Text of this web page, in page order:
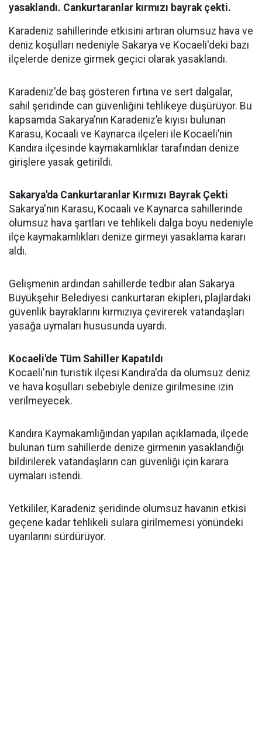
yasaklandı. Cankurtaranlar kırmızı bayrak çekti.
Karadeniz sahillerinde etkisini artıran olumsuz hava ve
deniz koşulları nedeniyle Sakarya ve Kocaeli'deki bazı
ilçelerde denize girmek geçici olarak yasaklandı.
Karadeniz'de baş gösteren fırtına ve sert dalgalar,
sahil şeridinde can güvenliğini tehlikeye düşürüyor. Bu
kapsamda Sakarya’nın Karadeniz’e kıyısı bulunan
Karasu, Kocaali ve Kaynarca ilçeleri ile Kocaeli’nin
Kandıra ilçesinde kaymakamlıklar tarafından denize
girişlere yasak getirildi.
Sakarya'da Cankurtaranlar Kırmızı Bayrak Çekti
Sakarya'nın Karasu, Kocaali ve Kaynarca sahillerinde
olumsuz hava şartları ve tehlikeli dalga boyu nedeniyle
ilçe kaymakamlıkları denize girmeyi yasaklama kararı
aldı.
Gelişmenin ardından sahillerde tedbir alan Sakarya
Büyükşehir Belediyesi cankurtaran ekipleri, plajlardaki
güvenlik bayraklarını kırmızıya çevirerek vatandaşları
yasağa uymaları hususunda uyardı.
Kocaeli'de Tüm Sahiller Kapatıldı
Kocaeli'nin turistik ilçesi Kandıra'da da olumsuz deniz
ve hava koşulları sebebiyle denize girilmesine izin
verilmeyecek.
Kandıra Kaymakamlığından yapılan açıklamada, ilçede
bulunan tüm sahillerde denize girmenin yasaklandığı
bildirilerek vatandaşların can güvenliği için karara
uymaları istendi.
Yetkililer, Karadeniz şeridinde olumsuz havanın etkisi
geçene kadar tehlikeli sulara girilmemesi yönündeki
uyarılarını sürdürüyor.